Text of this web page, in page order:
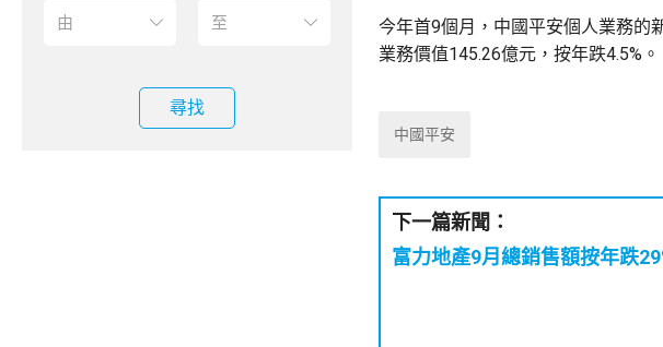
尋找
今年首9個月，中國平安個人業務的
業務價值145.26億元，按年跌4.5%。
中國平安
下一篇新聞：
富力地產9月總銷售額按年跌